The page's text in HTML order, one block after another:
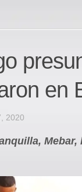
en
2020
Mebar,